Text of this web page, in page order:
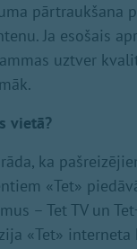
pārtraukšana
Ja esošais
uztver
vietā?
ka
«Tet»
– Tet TV un
«Tet» interneta